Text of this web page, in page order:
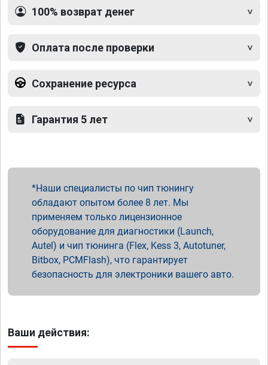
100% возврат денег
Оплата после проверки
Сохранение ресурса
Гарантия 5 лет
Наши специалисты по чип тюнингу
обладают опытом более 8 лет. Мы
применяем только лицензионное
оборудование для диагностики (Launch,
Autel) и чип тюнинга (Flex, Kess 3, Autotuner,
Bitbox, PCMFlash), что гарантирует
безопасность для электроники вашего авто.
Ваши действия: